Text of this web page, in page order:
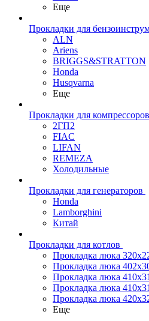
Еще
Прокладки для
ALN
Ariens
BRIGGS&STRATTON
Honda
Husqvarna
Еще
Прокладки для компрессоров
2ГП2
FIAC
LIFAN
REMEZA
Холодильные
Прокладки для генераторов
Honda
Lamborghini
Китай
Прокладки для котлов
Прокладка люка
Прокладка люка
Прокладка люка
Прокладка люка
Прокладка люка
Еще